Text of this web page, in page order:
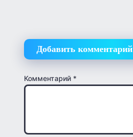
Добавить комментарий
Комментарий *